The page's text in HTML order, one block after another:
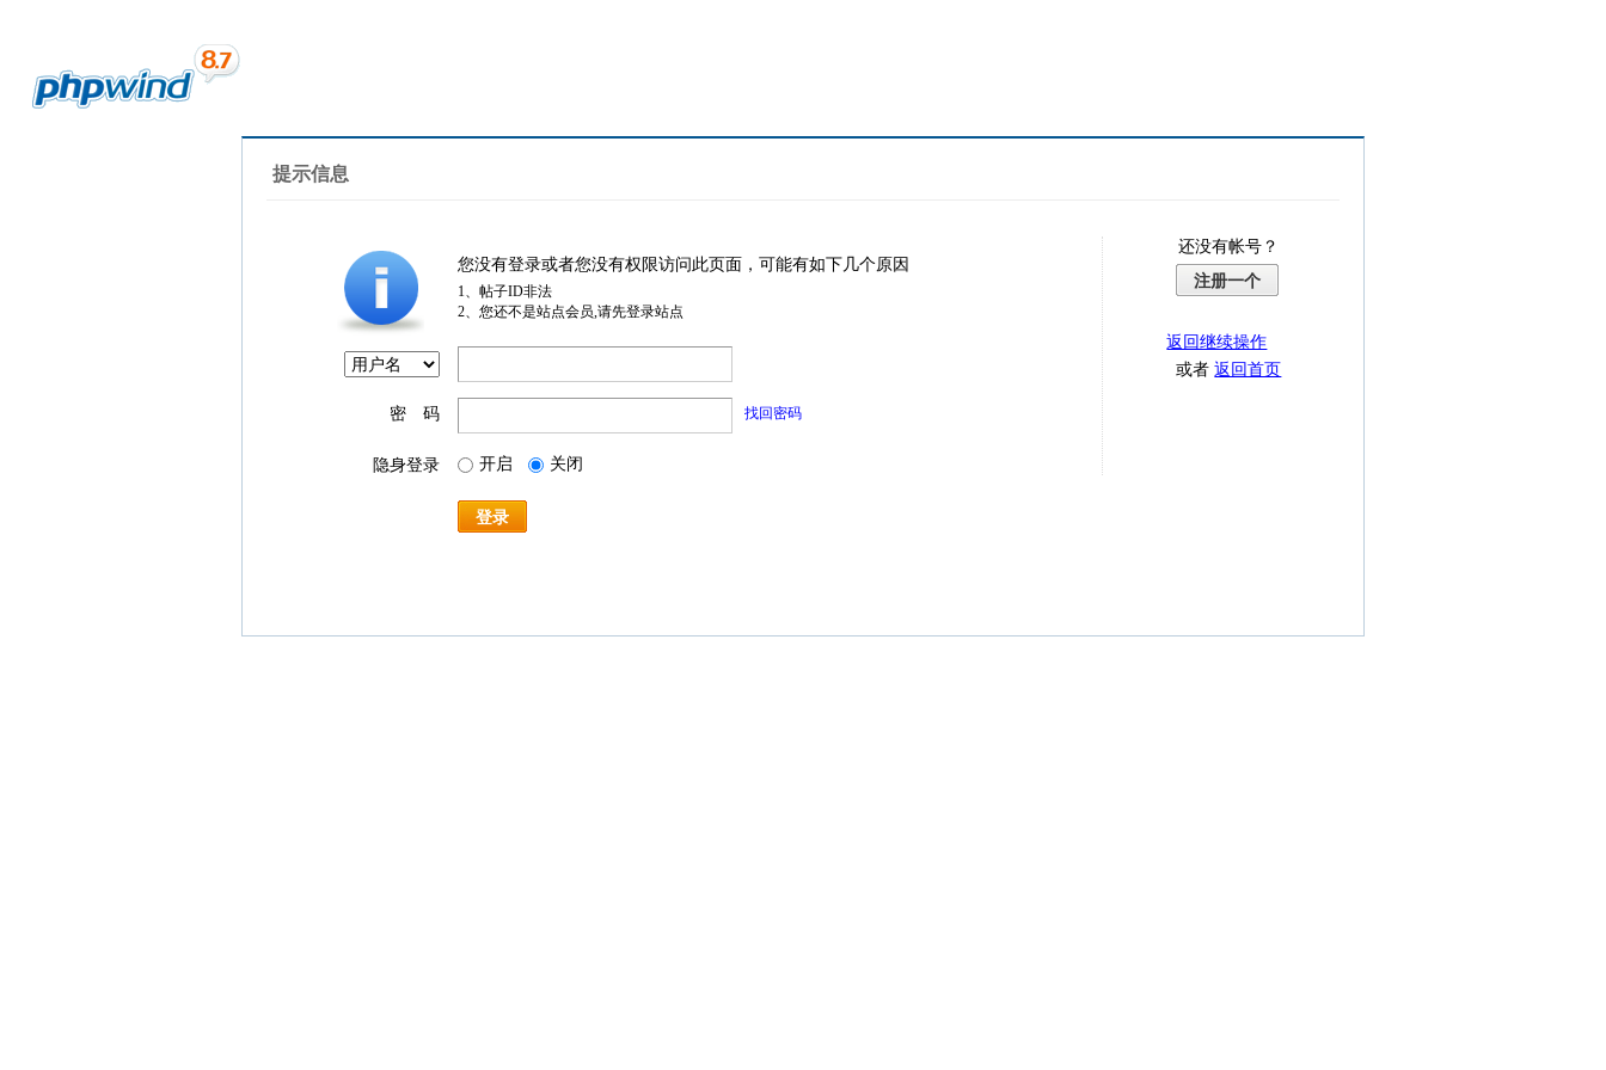
提示信息
您没有登录或者您没有权限访问此页面，可能有如下几个原因
1、帖子ID非法
2、您还不是站点会员,请先登录站点
密 码 找回密码
隐身登录 开启 关闭
登录
还没有帐号？
注册一个
返回继续操作
或者返回首页